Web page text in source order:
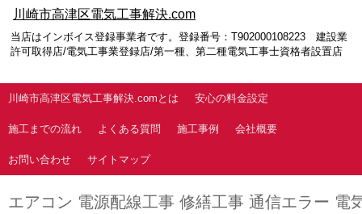
川崎市高津区電気工事解決.com
当店はインボイス登録事業者です。登録番号：T902000108223 建設業
許可取得店/電気工事業登録店/第一種、第二種電気工事士資格者設置店
川崎市高津区電気工事解決.comとは 安心の料金設定
施工までの流れ よくある質問 施工事例 会社概要
お問い合わせ サイトマップ
エアコン 電源配線工事 修繕工事 通信エラー 電